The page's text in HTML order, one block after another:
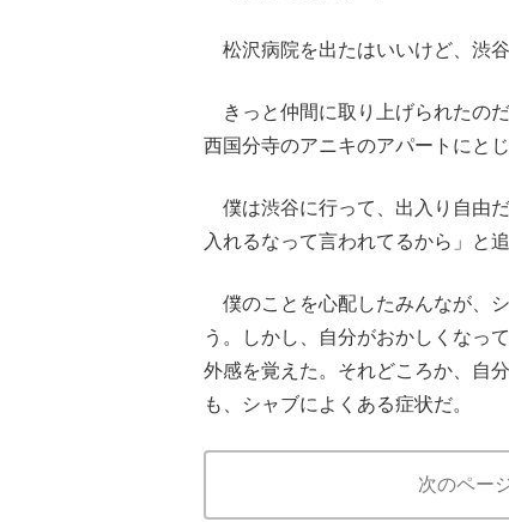
松沢病院を出たはいいけど、渋
きっと仲間に取り上げられたの
西国分寺のアニキのアパートにと
僕は渋谷に行って、出入り自由
入れるなって言われてるから」と
僕のことを心配したみんなが、
う。しかし、自分がおかしくなっ
外感を覚えた。それどころか、自
も、シャブによくある症状だ。
次のペー